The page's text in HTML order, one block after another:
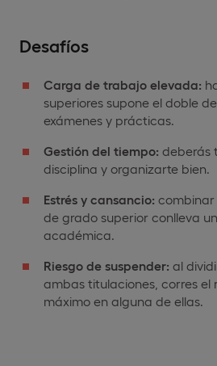
Desafíos
Carga de trabajo elevada:
superiores supone el doble
exámenes y prácticas.
Gestión del tiempo: deberás
disciplina y organizarte bien.
Estrés y cansancio: combinar
de grado superior conlleva
académica.
Riesgo de suspender: al
ambas titulaciones, corres el
máximo en alguna de ellas.